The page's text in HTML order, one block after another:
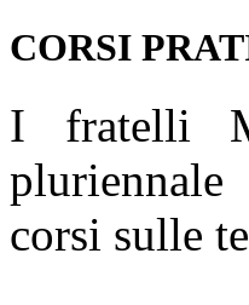
CORSI
I fratelli
corsi sulle